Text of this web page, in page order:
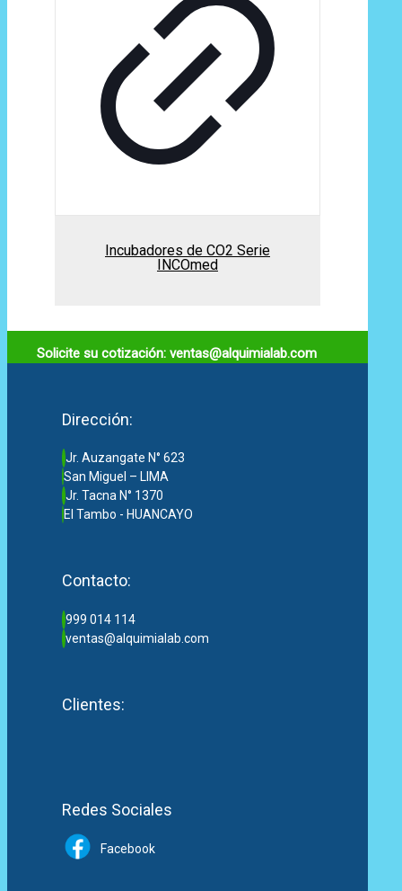
Incubadores de CO2 Serie
INCOmed
Solicite su cotización: ventas@alquimialab.com
Dirección:
Jr. Auzangate N° 623
San Miguel – LIMA
Jr. Tacna N° 1370
El Tambo - HUANCAYO
Contacto:
999 014 114
ventas@alquimialab.com
Clientes:
Redes Sociales
Facebook